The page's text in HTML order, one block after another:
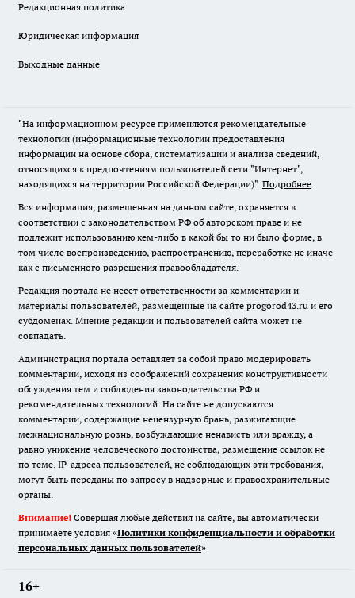
Редакционная политика
Юридическая информация
Выходные данные
"На информационном ресурсе применяются рекомендательные
технологии (информационные технологии предоставления
информации на основе сбора, систематизации и анализа сведений,
относящихся к предпочтениям пользователей сети "Интернет",
находящихся на территории Российской Федерации)". Подробнее
Вся информация, размещенная на данном сайте, охраняется в
соответствии с законодательством РФ об авторском праве и не
подлежит использованию кем-либо в какой бы то ни было форме, в
том числе воспроизведению, распространению, переработке не иначе
как с письменного разрешения правообладателя.
Редакция портала не несет ответственности за комментарии и
материалы пользователей, размещенные на сайте progorod43.ru и его
субдоменах. Мнение редакции и пользователей сайта может не
совпадать.
Администрация портала оставляет за собой право модерировать
комментарии, исходя из соображений сохранения конструктивности
обсуждения тем и соблюдения законодательства РФ и
рекомендательных технологий. На сайте не допускаются
комментарии, содержащие нецензурную брань, разжигающие
межнациональную рознь, возбуждающие ненависть или вражду, а
равно унижение человеческого достоинства, размещение ссылок не
по теме. IP-адреса пользователей, не соблюдающих эти требования,
могут быть переданы по запросу в надзорные и правоохранительные
органы.
Внимание! Совершая любые действия на сайте, вы автоматически
принимаете условия «Политики конфиденциальности и обработки
персональных данных пользователей»
16+